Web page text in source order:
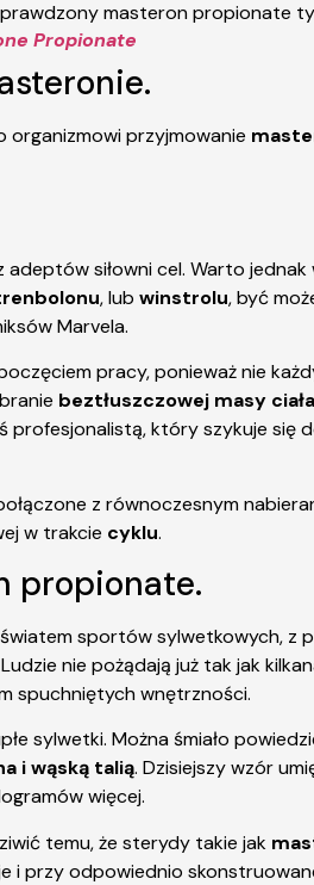
Propionate
organizmowi przyjmowanie
siłowni cel. Warto
, lub winstrolu, być
Marvela.
pracy, ponieważ nie
beztłuszczowej masy ciała
profesjonalistą, który szykuje się
z równoczesnym
w trakcie cyklu.
propionate.
sportów sylwetkowych, z
nie pożądają już tak jak
spuchniętych wnętrzności.
sylwetki. Można śmiało
i wąską talią. Dzisiejszy wzór
więcej.
temu, że sterydy takie jak
i przy odpowiednio